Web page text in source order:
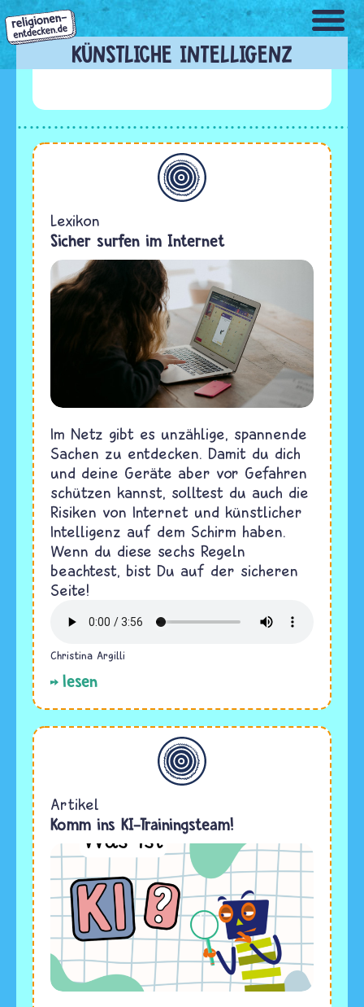
Direkt
zum
Inhalt
KÜNSTLICHE INTELLIGENZ
Allgemein
Lexikon
Sicher surfen im Internet
Im Netz gibt es unzählige, spannende
Sachen zu entdecken. Damit du dich
und deine Geräte aber vor Gefahren
schützen kannst, solltest du auch die
Risiken von Internet und künstlicher
Intelligenz auf dem Schirm haben.
Wenn du diese sechs Regeln
beachtest, bist Du auf der sicheren
Seite!
Christina Argilli
lesen
Allgemein
Artikel
Komm ins KI-Trainingsteam!